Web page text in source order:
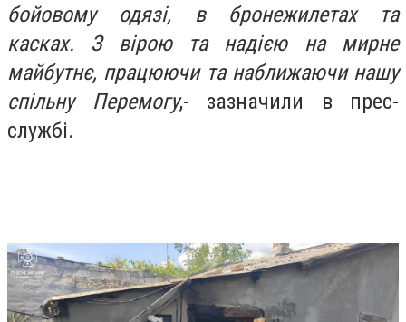
бойовому одязі, в бронежилетах та
касках. З вірою та надією на мирне
майбутнє, працюючи та наближаючи нашу
спільну Перемогу,- зазначили в прес-
службі.